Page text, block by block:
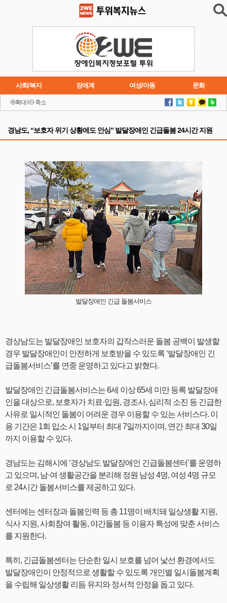
사회/복지 장애계 여성/아동 문화
이슈 연재소설
확대 축소
경남도, “보호자 위기 상황에도 안심” 발달장애인 긴급돌봄 24시간 지원
발달장애인 긴급 돌봄서비스
경상남도는 발달장애인 보호자의 갑작스러운 돌봄 공백이 발생할
경우 발달장애인이 안전하게 보호받을 수 있도록 ‘발달장애인 긴
급돌봄서비스’를 연중 운영하고 있다고 밝혔다.
발달장애인 긴급돌봄서비스는 6세 이상 65세 미만 등록 발달장애
인을 대상으로, 보호자가 치료·입원, 경조사, 심리적 소진 등 긴급한
사유로 일시적인 돌봄이 어려운 경우 이용할 수 있는 서비스다. 이
용 기간은 1회 입소 시 1일부터 최대 7일까지이며, 연간 최대 30일
까지 이용할 수 있다.
경남도는 김해시에 ‘경상남도 발달장애인 긴급돌봄센터’를 운영하
고 있으며, 남·여 생활공간을 분리해 정원 남성 4명, 여성 4명 규모
로 24시간 돌봄서비스를 제공하고 있다.
센터에는 센터장과 돌봄인력 등 총 11명이 배치돼 일상생활 지원,
식사 지원, 사회참여 활동, 야간돌봄 등 이용자 특성에 맞춘 서비스
를 지원한다.
특히, 긴급돌봄센터는 단순한 일시 보호를 넘어 낯선 환경에서도
발달장애인이 안정적으로 생활할 수 있도록 개인별 일시돌봄계획
을 수립해 일상생활 리듬 유지와 정서적 안정을 돕고 있다.